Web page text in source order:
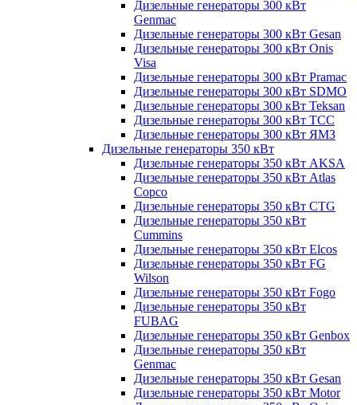
Дизельные генераторы 300 кВт
Genmac
Дизельные генераторы 300 кВт Gesan
Дизельные генераторы 300 кВт Onis
Visa
Дизельные генераторы 300 кВт Pramac
Дизельные генераторы 300 кВт SDMO
Дизельные генераторы 300 кВт Teksan
Дизельные генераторы 300 кВт ТСС
Дизельные генераторы 300 кВт ЯМЗ
Дизельные генераторы 350 кВт
Дизельные генераторы 350 кВт AKSA
Дизельные генераторы 350 кВт Atlas
Copco
Дизельные генераторы 350 кВт CTG
Дизельные генераторы 350 кВт
Cummins
Дизельные генераторы 350 кВт Elcos
Дизельные генераторы 350 кВт FG
Wilson
Дизельные генераторы 350 кВт Fogo
Дизельные генераторы 350 кВт
FUBAG
Дизельные генераторы 350 кВт Genbox
Дизельные генераторы 350 кВт
Genmac
Дизельные генераторы 350 кВт Gesan
Дизельные генераторы 350 кВт Motor